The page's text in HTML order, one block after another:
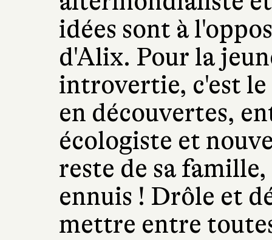
idées sont à
d'Alix. Pour la
introvertie, c'est
en découvertes,
écologiste et
reste de sa
ennuis ! Drôle et
mettre entre